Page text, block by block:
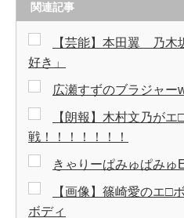
関連記事
【芸能】本田翼 乃木
好き」
広瀬すずのブラジャー
【朗報】木村文乃が
戦！！！！！！！
きゃりーぱみゅぱみゅ
【画像】篠崎愛のエ□
ボディ